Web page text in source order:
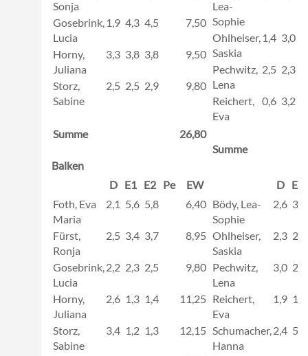
Sonja
Gosebrink,
Lucia
1,9 4,3 4,5 7,50
Horny,
Juliana
3,3 3,8 3,8 9,50
Storz,
Sabine
2,5 2,5 2,9 9,80
Summe 26,80
Lea-
Sophie
Ohlheiser,
Saskia
1,4 3,0
Pechwitz,
Lena
2,5 2,3
Reichert,
Eva
0,6 3,2
Summe
Balken
D E1 E2 Pe
EW
Foth, Eva
Maria
2,1 5,6 5,8 6,40
Fürst,
Ronja
2,5 3,4 3,7 8,95
Gosebrink,
Lucia
2,2 2,3 2,5 9,80
Horny,
Juliana
2,6 1,3 1,4 11,25
Storz,
Sabine
3,4 1,2 1,3 12,15
D E1
Bödy, Lea-
Sophie
2,6 3,2
Ohlheiser,
Saskia
2,3 2,1
Pechwitz,
Lena
3,0 2,1
Reichert,
Eva
1,9 1,5
Schumacher,
Hanna
2,4 5,2